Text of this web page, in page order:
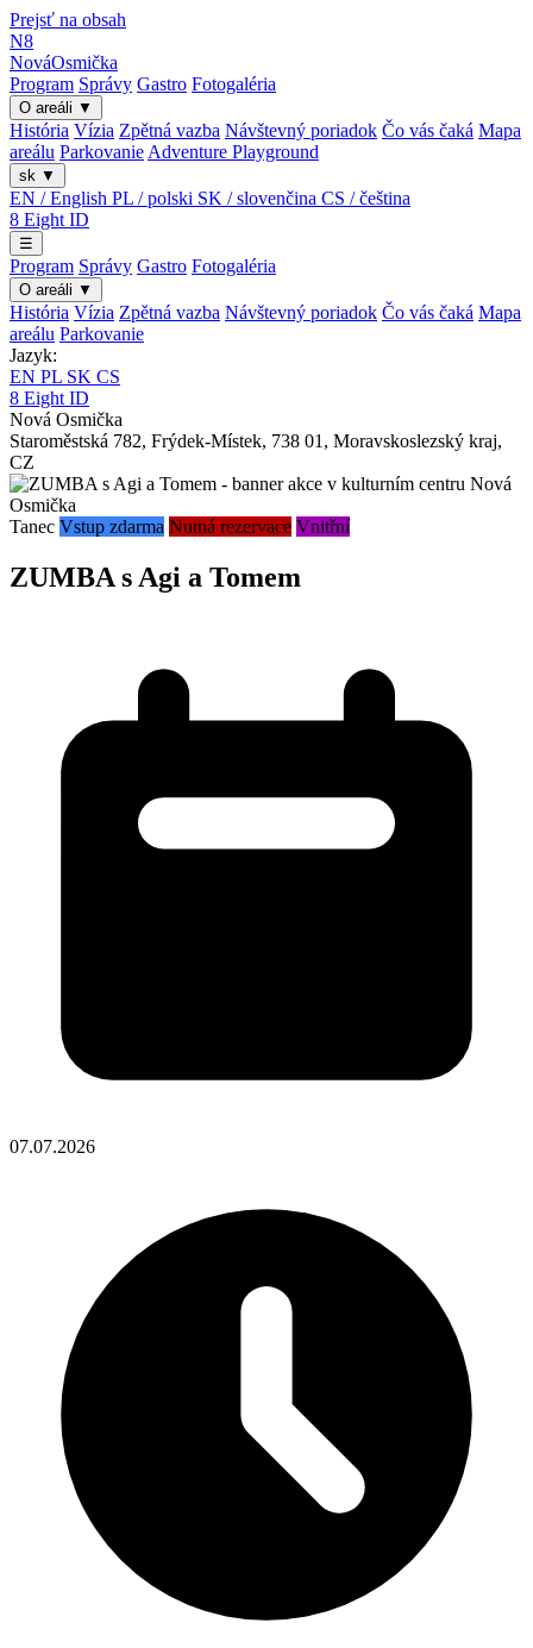
Prejsť na obsah
N8
NováOsmička
Program Správy Gastro Fotogaléria
O areáli ▼
História Vízia Zpětná vazba Návštevný poriadok Čo vás čaká Mapa
areálu Parkovanie Adventure Playground
sk ▼
EN / English PL / polski SK / slovenčina CS / čeština
8 Eight ID
☰
Program Správy Gastro Fotogaléria
O areáli ▼
História Vízia Zpětná vazba Návštevný poriadok Čo vás čaká Mapa
areálu Parkovanie
Jazyk:
EN PL SK CS
8 Eight ID
Nová Osmička
Staroměstská 782, Frýdek-Místek, 738 01 , Moravskoslezský kraj,
CZ
Tanec Vstup zdarma Nutná rezervace Vnitřní
ZUMBA s Agi a Tomem
07.07.2026